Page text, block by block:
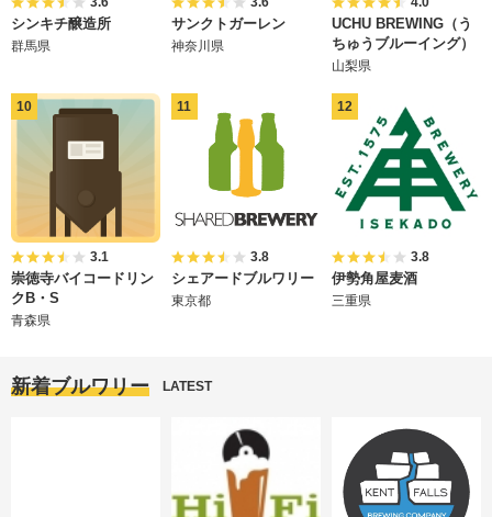
シンキチ醸造所
群馬県
サンクトガーレン
神奈川県
UCHU BREWING（う
ちゅうブルーイング）
山梨県
3.1
崇徳寺バイコードリン
クB・S
青森県
3.8
シェアードブルワリー
東京都
3.8
伊勢角屋麦酒
三重県
新着ブルワリー LATEST